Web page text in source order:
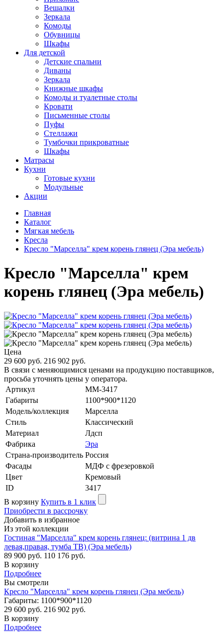
Вешалки
Зеркала
Комоды
Обувницы
Шкафы
Для детской
Детские спальни
Диваны
Зеркала
Книжные шкафы
Комоды и туалетные столы
Кровати
Письменные столы
Пуфы
Стеллажи
Тумбочки прикроватные
Шкафы
Матрасы
Кухни
Готовые кухни
Модульные
Акции
Главная
Каталог
Мягкая мебель
Кресла
Кресло "Марселла" крем корень глянец (Эра мебель)
Кресло "Марселла" крем
корень глянец (Эра мебель)
Цена
29 600 руб. 216 902 руб.
В связи с меняющимися ценами на продукцию поставщиков,
просьба уточнять цены у оператора.
Артикул
MM-3417
Габариты
1100*900*1120
Модель/коллекция
Марселла
Стиль
Классический
Материал
Лдсп
Фабрика
Эра
Страна-производитель Россия
Фасады
МДФ с фрезеровкой
Цвет
Кремовый
ID
3417
В корзину Купить в 1 клик
Приобрести в рассрочку
Добавить в избранное
Из этой коллекции
Гостиная "Марселла" крем корень глянец: (витрина 1 дв
левая,правая, тумба ТВ) (Эра мебель)
89 900 руб. 110 176 руб.
В корзину
Подробнее
Вы смотрели
Кресло "Марселла" крем корень глянец (Эра мебель)
Габариты: 1100*900*1120
29 600 руб. 216 902 руб.
В корзину
Подробнее